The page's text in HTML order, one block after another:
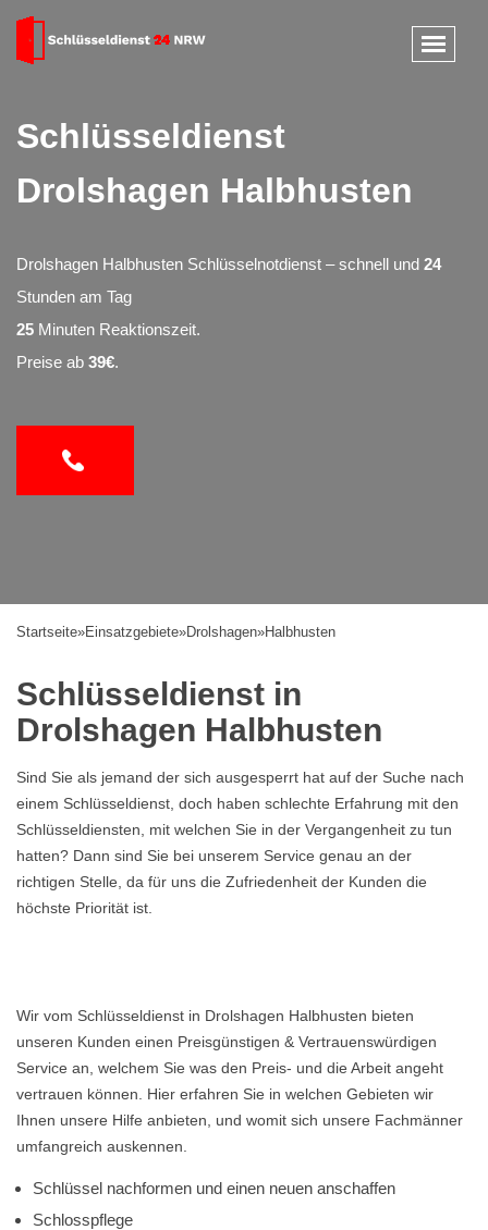
Schlüsseldienst
Drolshagen Halbhusten
Drolshagen Halbhusten Schlüsselnotdienst – schnell und 24
Stunden am Tag
25 Minuten Reaktionszeit.
Preise ab 39€.
Startseite»Einsatzgebiete»Drolshagen»Halbhusten
Schlüsseldienst in
Drolshagen Halbhusten
Sind Sie als jemand der sich ausgesperrt hat auf der Suche nach
einem Schlüsseldienst, doch haben schlechte Erfahrung mit den
Schlüsseldiensten, mit welchen Sie in der Vergangenheit zu tun
hatten? Dann sind Sie bei unserem Service genau an der
richtigen Stelle, da für uns die Zufriedenheit der Kunden die
höchste Priorität ist.
Wir vom Schlüsseldienst in Drolshagen Halbhusten bieten
unseren Kunden einen Preisgünstigen & Vertrauenswürdigen
Service an, welchem Sie was den Preis- und die Arbeit angeht
vertrauen können. Hier erfahren Sie in welchen Gebieten wir
Ihnen unsere Hilfe anbieten, und womit sich unsere Fachmänner
umfangreich auskennen.
Schlüssel nachformen und einen neuen anschaffen
Schlosspflege